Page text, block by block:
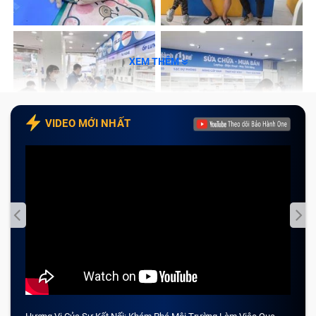
Vì màn hình là bộ phận rất mong manh nên cho dù bạn
là một người dùng sử dụng laptop cực kỳ cẩn thận thì
đôi khi cũng không tránh khỏi việc vô tình gây ra
Hoặc là máy tính của bạn đã sự dụng quá lâu, sản
phẩm nào cũng sẽ có vòng đời sử dụng, các linh kiện
cũng là điều bình thường. Một số dấu hiệu khác bạn
có thể thấy rõ ràng như sau:
thấy laptop Dell Latitude 7200 2-in-1 đã bị lỗi giật
màn hình, cần được đưa đi kiểm tra và sửa chữa.
XEM THÊM
VIDEO MỚI NHẤT